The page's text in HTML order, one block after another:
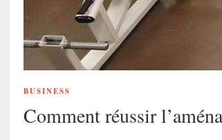
BUSINESS
Comment réussir